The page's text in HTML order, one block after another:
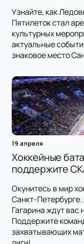
Узнайте, как
Пятилеток стал
культурных
актуальные
знаковое место
19 апреля
Хоккейные
поддержите
Окунитесь в мир
Санкт-
Гагарина ждут вас
Поддержите
захватывающих